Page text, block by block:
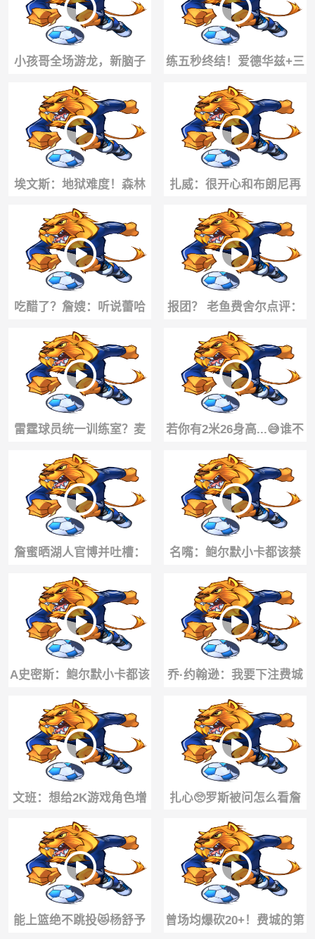
小孩哥全场游龙，新脑子
就是好使😆看完后：小孩
哥你还收徒吗？
练五秒终结！爱德华兹+三
球+麦克丹尼尔斯备战训练
埃文斯：地狱难度！森林
狼队内单挑局，三球华子
麦丹展示进攻~
扎威：很开心和布朗尼再
成队友，希望能拿到队史
第18冠！
吃醋了？詹嫂：听说蕾哈
娜在追你？
报团？ 老鱼费舍尔点评：
詹姆斯才是冠军缔造者!
雷霆球员统一训练室？麦
凯恩在SGA车库训练视
频！
若你有2米26身高...😅谁不
想急头白脸扣个篮啊？#张
子宇
詹蜜晒湖人官博并吐槽：
八年了 真面目露出来了！
詹眉哪去了？
名嘴：鲍尔默小卡都该禁
赛一年 没人比小卡更懂不
干活还能捞钱
A史密斯：鲍尔默小卡都该
禁赛一年，没人比小卡更
懂不干活还捞钱
乔·约翰逊：我要下注费城
夺冠，谁告诉我赔率？
文班：想给2K游戏角色增
加垃圾话技能，我这项大
概能有85分！
扎心🥺罗斯被问怎么看詹
去76人：为他高兴但篮球
已不是我生活
能上篮绝不跳投😻杨舒予
曾场均爆砍20+！费城的第